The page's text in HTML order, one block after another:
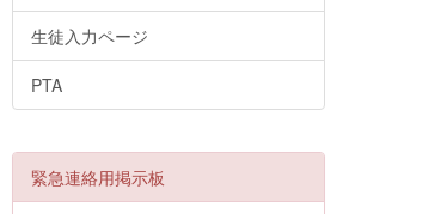
生徒入力ページ
PTA
緊急連絡用掲示板